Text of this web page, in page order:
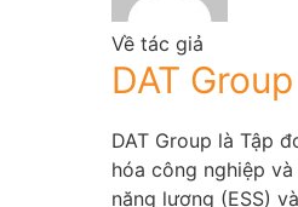
Về tác giả
DAT Group
DAT Group là Tập
hóa công nghiệp
năng lượng (ESS)